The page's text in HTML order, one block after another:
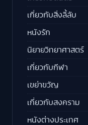
เกี่ยวกับสิ่งลี้ลับ
หนังรัก
นิยายวิทยาศาสตร์
เกี่ยวกับกีฬา
เขย่าขวัญ
เกี่ยวกับสงคราม
หนังต่างประเทศ